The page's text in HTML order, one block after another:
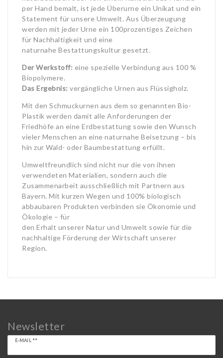
per Hand bemalt, ist jede Überurne ein Unikat und ein
Statement für unsere Umwelt. Aus Überzeugung
werden mit jeder Urne ein 100prozentiges Zeichen
für Nachhaltigkeit und eine
naturnahe Bestattungskultur gesetzt.
Der Werkstoff: eine spezielle Verbindung aus 100 %
Biopolymere.
Das Ergebnis: vergängliche Urnen aus Flüssigholz.
Mit den Schmuckurnen aus dem so genannten Bio-
Plastik werden damit alle Anforderungen der
Friedhöfe an eine Erdbestattung sowie den Wunsch
vieler Menschen an eine naturnahe Beisetzung – bis
hin zur Wald- oder Baumbestattung erfüllt.
Umweltfreundlich sind nicht nur die von ihnen
verwendeten Materialien, sondern auch die
Zusammenarbeit ausschließlich mit Partnern aus
Bayern. Mit kurzen Wegen und 100% biologisch
abbaubaren Produkten verbinden sie Ökonomie und
Ökologie – für
den Erhalt unserer Natur und Umwelt sowie für die
nachhaltige Förderung der Wirtschaft unserer
Region.
Newsletter
E-MAIL **
Newsletter
Honig